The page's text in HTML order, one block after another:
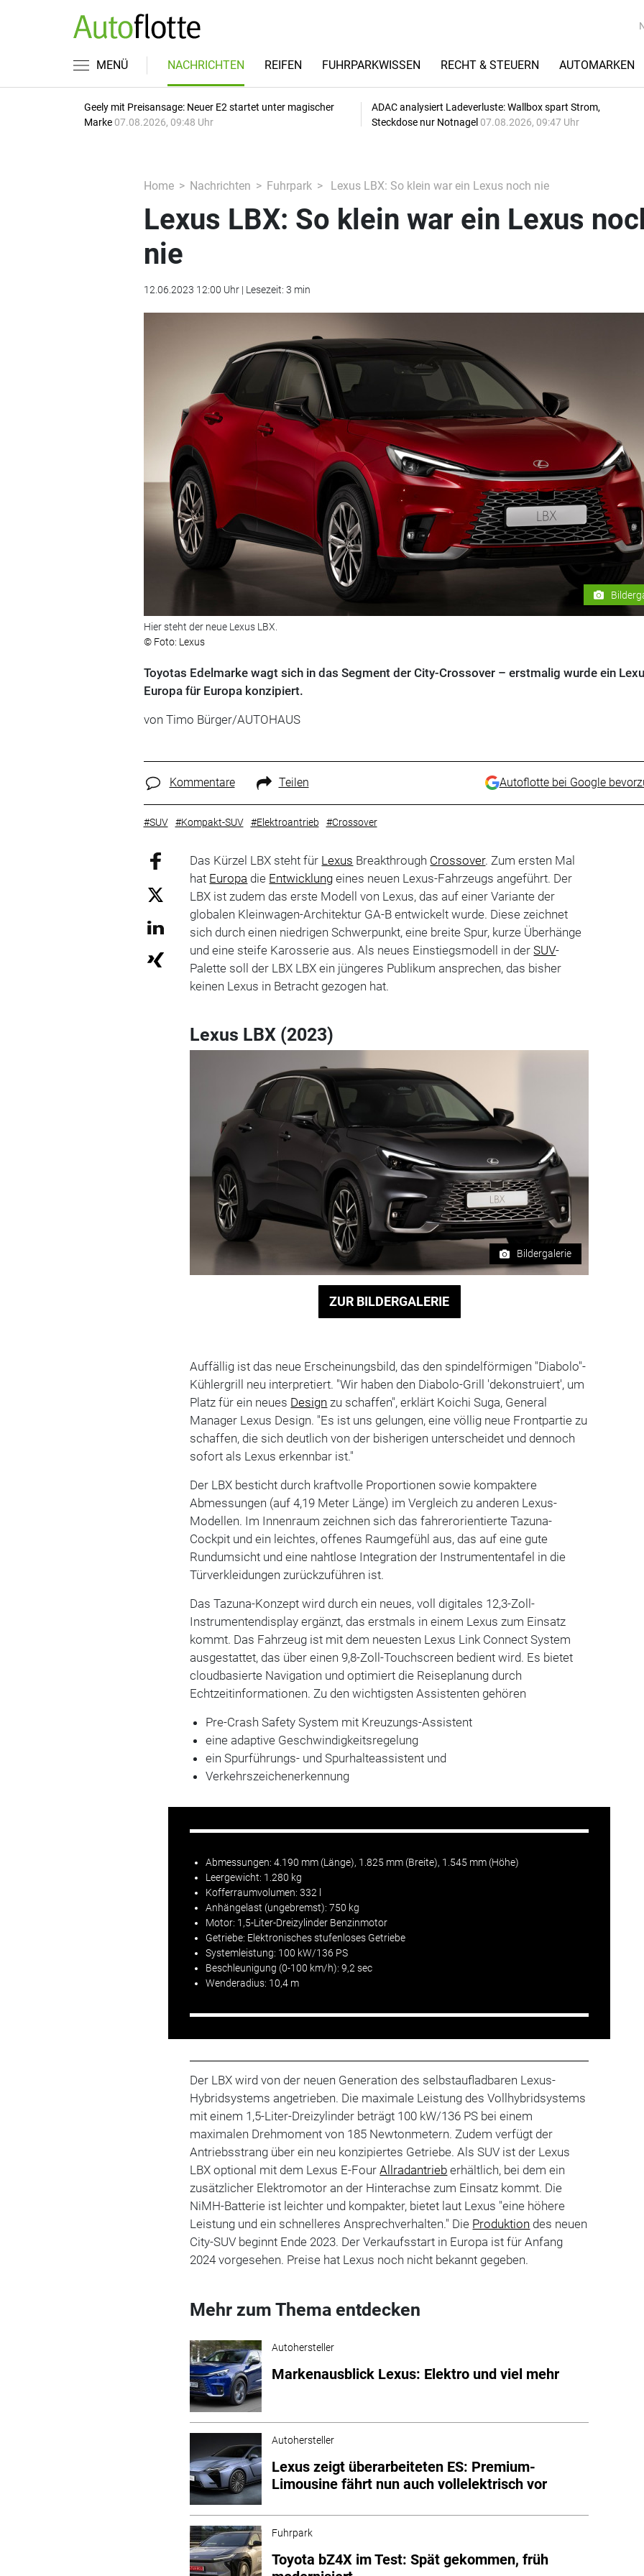
MENÜ NACHRICHTEN REIFEN FUHRPARKWISSEN RECHT & STEUERN AUTOMARKEN
Geely mit Preisansage: Neuer E2 startet unter magischer
Marke 07.08.2026, 09:48 Uhr
ADAC analysiert Ladeverluste: Wallbox spart Strom,
Steckdose nur Notnagel 07.08.2026, 09:47 Uhr
Home Nachrichten Fuhrpark Lexus LBX: So klein war ein Lexus noch nie
Lexus LBX: So klein war ein Lexus
nie
12.06.2023 12:00 Uhr | Lesezeit: 3 min
Hier steht der neue Lexus LBX.
© Foto: Lexus
Toyotas Edelmarke wagt sich in das Segment der City-Crossover – erstmalig wurde ein
Europa für Europa konzipiert.
von Timo Bürger/AUTOHAUS
Kommentare Teilen Autoflotte bei Google
#SUV #Kompakt-SUV #Elektroantrieb #Crossover
Das Kürzel LBX steht für Lexus Breakthrough Crossover. Zum ersten Mal
hat Europa die Entwicklung eines neuen Lexus-Fahrzeugs angeführt. Der
LBX ist zudem das erste Modell von Lexus, das auf einer Variante der
globalen Kleinwagen-Architektur GA-B entwickelt wurde. Diese zeichnet
sich durch einen niedrigen Schwerpunkt, eine breite Spur, kurze Überhänge
und eine steife Karosserie aus. Als neues Einstiegsmodell in derSUV-
Palette soll der LBX LBX ein jüngeres Publikum ansprechen, das bisher
keinen Lexus in Betracht gezogen hat.
Lexus LBX (2023)
Bildergalerie
ZUR BILDERGALERIE
Auffällig ist das neue Erscheinungsbild, das den spindelförmigen "Diabolo"-
Kühlergrill neu interpretiert. "Wir haben den Diabolo-Grill 'dekonstruiert', um
Platz für ein neues Design zu schaffen", erklärt Koichi Suga, General
Manager Lexus Design. "Es ist uns gelungen, eine völlig neue Frontpartie zu
schaffen, die sich deutlich von der bisherigen unterscheidet und dennoch
sofort als Lexus erkennbar ist."
Der LBX besticht durch kraftvolle Proportionen sowie kompaktere
Abmessungen (auf 4,19 Meter Länge) im Vergleich zu anderen Lexus-
Modellen. Im Innenraum zeichnen sich das fahrerorientierte Tazuna-
Cockpit und ein leichtes, offenes Raumgefühl aus, das auf eine gute
Rundumsicht und eine nahtlose Integration der Instrumententafel in die
Türverkleidungen zurückzuführen ist.
Das Tazuna-Konzept wird durch ein neues, voll digitales 12,3-Zoll-
Instrumentendisplay ergänzt, das erstmals in einem Lexus zum Einsatz
kommt. Das Fahrzeug ist mit dem neuesten Lexus Link Connect System
ausgestattet, das über einen 9,8-Zoll-Touchscreen bedient wird. Es bietet
cloudbasierte Navigation und optimiert die Reiseplanung durch
Echtzeitinformationen. Zu den wichtigsten Assistenten gehören
Pre-Crash Safety System mit Kreuzungs-Assistent
eine adaptive Geschwindigkeitsregelung
ein Spurführungs- und Spurhalteassistent und
Verkehrszeichenerkennung
Abmessungen: 4.190 mm (Länge), 1.825 mm (Breite), 1.545 mm (Höhe)
Leergewicht: 1.280 kg
Kofferraumvolumen: 332 l
Anhängelast (ungebremst): 750 kg
Motor: 1,5-Liter-Dreizylinder Benzinmotor
Getriebe: Elektronisches stufenloses Getriebe
Systemleistung: 100 kW/136 PS
Beschleunigung (0-100 km/h): 9,2 sec
Wenderadius: 10,4 m
Der LBX wird von der neuen Generation des selbstaufladbaren Lexus-
Hybridsystems angetrieben. Die maximale Leistung des Vollhybridsystems
mit einem 1,5-Liter-Dreizylinder beträgt 100 kW/136 PS bei einem
maximalen Drehmoment von 185 Newtonmetern. Zudem verfügt der
Antriebsstrang über ein neu konzipiertes Getriebe. Als SUV ist der Lexus
LBX optional mit dem Lexus E-FourAllradantrieb erhältlich, bei dem ein
zusätzlicher Elektromotor an der Hinterachse zum Einsatz kommt. Die
NiMH-Batterie ist leichter und kompakter, bietet laut Lexus "eine höhere
Leistung und ein schnelleres Ansprechverhalten." Die Produktion des neuen
City-SUV beginnt Ende 2023. Der Verkaufsstart in Europa ist für Anfang
2024 vorgesehen. Preise hat Lexus noch nicht bekannt gegeben.
Mehr zum Thema entdecken
Autohersteller
Markenausblick Lexus: Elektro und viel mehr
Autohersteller
Lexus zeigt überarbeiteten ES: Premium-
Limousine fährt nun auch vollelektrisch vor
Fuhrpark
Toyota bZ4X im Test: Spät gekommen, früh